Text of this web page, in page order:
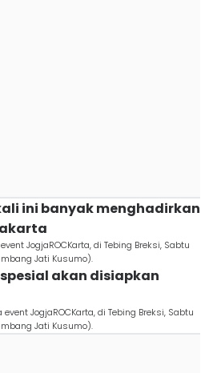
ini banyak menghadirkan
JogjaROCKarta, di Tebing Breksi, Sabtu
Jati Kusumo).
akan disiapkan
JogjaROCKarta, di Tebing Breksi, Sabtu
Jati Kusumo).